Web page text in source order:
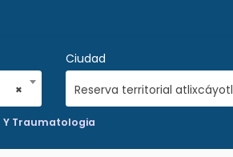
×
Ciudad
Reserva territorial atlixcáyotl
Y Traumatologia